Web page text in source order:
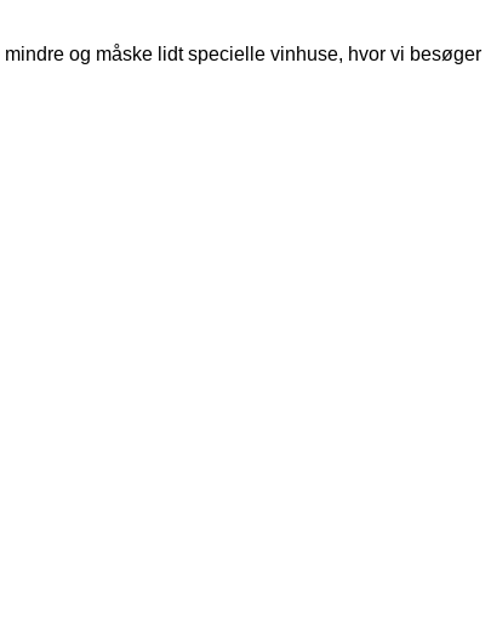
og måske lidt specielle vinhuse, hvor vi besøger